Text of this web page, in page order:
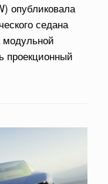
опубликовала
седана
модульной
проекционный